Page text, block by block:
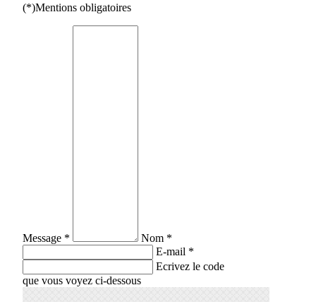
(*)Mentions obligatoires
Message *
Nom *
E-mail *
Ecrivez le code
que vous voyez ci-dessous